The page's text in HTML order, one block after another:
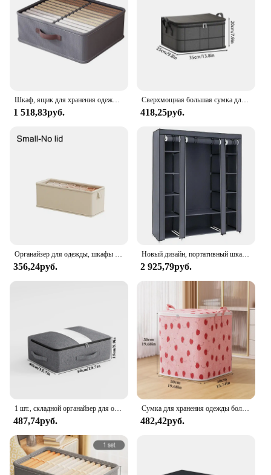
Шкаф, ящик для хранения одежды, органайзер для брюк, свитера, складной шкаф, органайзер для хранения нижнего белья, носков, ящики, разделительные коробки
1 518,83руб.
Сверхмощная большая сумка для хранения одежды. Дорожная сумка в общежитии колледжа. Упаковочные принадлежности. Мешок для перемещения. Мешок для пыли можно использовать повторно.
418,25руб.
Органайзер для одежды, шкафы для хранения брюк, свитеров, органайзер с ящиками, органайзер для джинсов со стандартным шкафом, органайзеры для хранения
356,24руб.
Новый дизайн, портативный шкаф, шкаф, вешалка для одежды, органайзер для хранения, Прочная полка
2 925,79руб.
1 шт., складной органайзер для одежды, на молнии
487,74руб.
Сумка для хранения одежды большой емкости, портативная сумка для хранения одежды, одеяла, органайзер для спальни, складная пыленепроницаемая сумка на молнии для одеяла
482,42руб.